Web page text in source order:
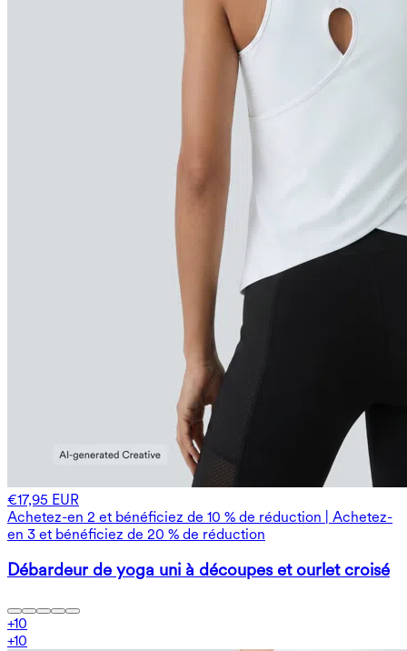
€17,95 EUR
Achetez-en 2 et bénéficiez de 10 % de réduction | Achetez-
en 3 et bénéficiez de 20 % de réduction
Débardeur de yoga uni à découpes et ourlet croisé
+10
+10